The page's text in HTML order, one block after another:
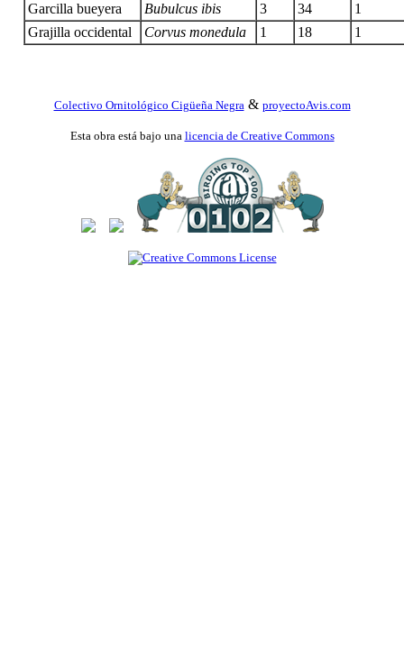
Garcilla bueyera
Bubulcus ibis 3 34
1
Grajilla occidental
Corvus monedula 1 18 1
Colectivo Ornitológico Cigüeña Negra & proyectoAvis.com
Esta obra está bajo una licencia de Creative Commons